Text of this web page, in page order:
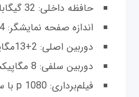
حافظه داخلی: 32 گیگابایت
اندازه صفحه نمایشگر: 6.4 اینچ
دوربین اصلی: 2+13مگاپیکسلی
دوربین سلفی: 8 مگاپیکسلی
فیلم‌برداری: p 1080 با سرعت 30 فریم بر ثانیه